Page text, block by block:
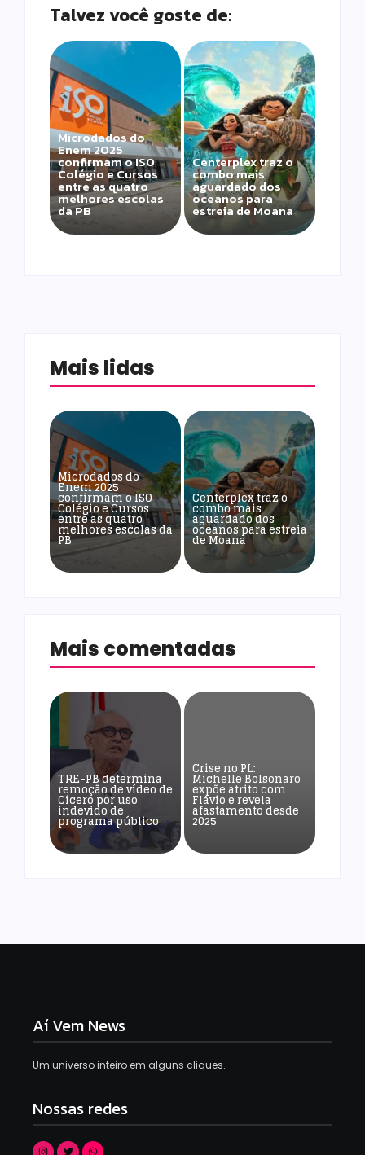
Talvez você goste de:
Microdados do
Enem 2025
confirmam o ISO
Colégio e Cursos
entre as quatro
melhores escolas
da PB
Centerplex traz o
combo mais
aguardado dos
oceanos para
estreia de Moana
Mais lidas
Microdados do
Enem 2025
confirmam o ISO
Colégio e Cursos
entre as quatro
melhores escolas da
PB
Centerplex traz o
combo mais
aguardado dos
oceanos para estreia
de Moana
Mais comentadas
TRE-PB determina
remoção de vídeo de
Cícero por uso
indevido de
programa público
Crise no PL:
Michelle Bolsonaro
expõe atrito com
Flávio e revela
afastamento desde
2025
Aí Vem News
Um universo inteiro em alguns cliques.
Nossas redes